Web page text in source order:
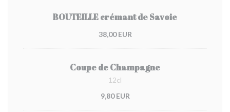
BOUTEILLE crémant de Savoie
38,00 EUR
Coupe de Champagne
12cl
9,80 EUR